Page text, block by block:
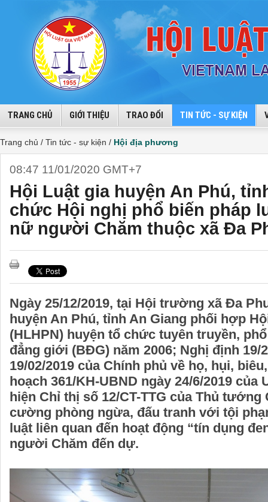
TRANG CHỦ GIỚI THIỆU TRAO ĐỔI TIN TỨC - SỰ KIỆN
Trang chủ / Tin tức - sự kiện / Hội địa phương
08:47 11/01/2020 GMT+7
Hội Luật gia huyện An Phú,
chức Hội nghị phổ biến pháp
nữ người Chăm thuộc xã Đa
Ngày 25/12/2019, tại Hội trường xã Đa
huyện An Phú, tỉnh An Giang phối hợp
(HLHPN) huyện tổ chức tuyên truyền,
đẳng giới (BĐG) năm 2006; Nghị định 19/
19/02/2019 của Chính phủ về họ, hụi,
hoạch 361/KH-UBND ngày 24/6/2019 của
hiện Chỉ thị số 12/CT-TTG của Thủ tướng
cường phòng ngừa, đấu tranh với tội
luật liên quan đến hoạt động “tín dụng
người Chăm đến dự.